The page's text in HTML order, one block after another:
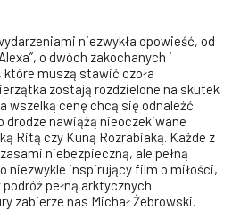
niezwykła opowieść, od
o dwóch zakochanych i
muszą stawić czoła
zostają rozdzielone na skutek
wszelką cenę chcą się odnaleźć.
drodze nawiążą nieoczekiwane
Ritą czy Kuną Rozrabiaką. Każde z
niebezpieczną, ale pełną
niezwykle inspirujący film o miłości,
pełną arktycznych
zabierze nas Michał Żebrowski.